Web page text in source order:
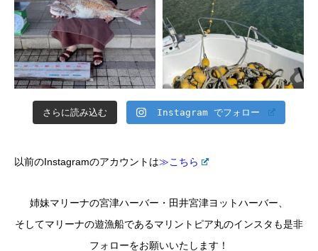
さらに読み込む Instagram でフォロー
以前のInstagramのアカウントは≫こちら
姉妹マリーナの宮津ハーバー・田井宮津ヨットハーバー、
そしてマリーナの遊漁船であるマリントピア丸のインスタも是非
フォローをお願いいたします！